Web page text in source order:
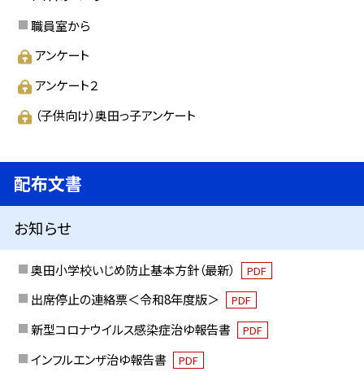
職員室から
アンケート
アンケート２
（子供向け）奥田っ子アンケート
配布文書
お知らせ
奥田小学校いじめ防止基本方針（最新） PDF
出席停止の連絡票＜令和8年度版＞ PDF
新型コロナウイルス感染症治ゆ報告書 PDF
インフルエンザ治ゆ報告書 PDF